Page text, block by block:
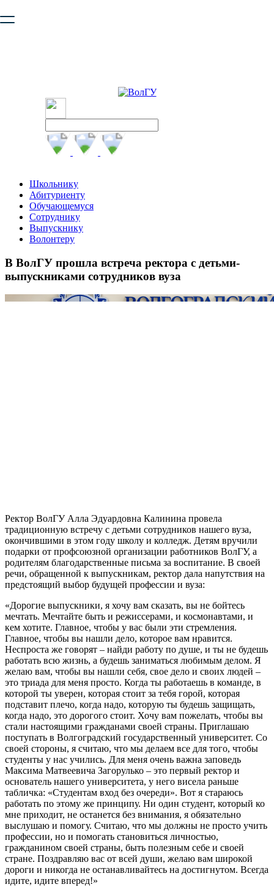
безопасную работу с сайтом. Пожалуйста
Школьнику
Абитуриенту
Обучающемуся
Сотруднику
Выпускнику
Волонтеру
В ВолГУ прошла встреча ректора с детьми-
выпускниками сотрудников вуза
Ректор ВолГУ Алла Эдуардовна Калинина провела
традиционную встречу с детьми сотрудников нашего вуза,
окончившими в этом году школу и колледж. Детям вручили
подарки от профсоюзной организации работников ВолГУ, а
родителям благодарственные письма за воспитание. В своей
речи, обращенной к выпускникам, ректор дала напутствия на
предстоящий выбор будущей профессии и вуза:
«Дорогие выпускники, я хочу вам сказать, вы не бойтесь
мечтать. Мечтайте быть и режиссерами, и космонавтами, и
кем хотите. Главное, чтобы у вас были эти стремления.
Главное, чтобы вы нашли дело, которое вам нравится.
Неспроста же говорят – найди работу по душе, и ты не будешь
работать всю жизнь, а будешь заниматься любимым делом. Я
желаю вам, чтобы вы нашли себя, свое дело и своих людей –
это триада для меня просто. Когда ты работаешь в команде, в
которой ты уверен, которая стоит за тебя горой, которая
подставит плечо, когда надо, которую ты будешь защищать,
когда надо, это дорогого стоит. Хочу вам пожелать, чтобы вы
стали настоящими гражданами своей страны. Приглашаю
поступать в Волгоградский государственный университет. Со
своей стороны, я считаю, что мы делаем все для того, чтобы
студенты у нас учились. Для меня очень важна заповедь
Максима Матвеевича Загорулько – это первый ректор и
основатель нашего университета, у него висела раньше
табличка: «Студентам вход без очереди». Вот я стараюсь
работать по этому же принципу. Ни один студент, который ко
мне приходит, не останется без внимания, я обязательно
выслушаю и помогу. Считаю, что мы должны не просто учить
профессии, но и помогать становиться личностью,
гражданином своей страны, быть полезным себе и своей
стране. Поздравляю вас от всей души, желаю вам широкой
дороги и никогда не останавливайтесь на достигнутом. Всегда
идите, идите вперед!»